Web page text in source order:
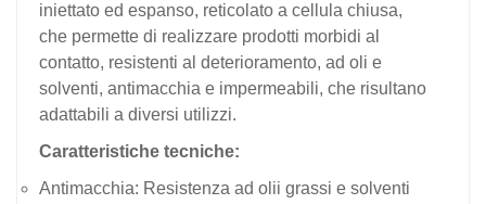
iniettato ed espanso, reticolato a cellula chiusa,
che permette di realizzare prodotti morbidi al
contatto, resistenti al deterioramento, ad oli e
solventi, antimacchia e impermeabili, che risultano
adattabili a diversi utilizzi.
Caratteristiche tecniche:
Antimacchia: Resistenza ad olii grassi e solventi